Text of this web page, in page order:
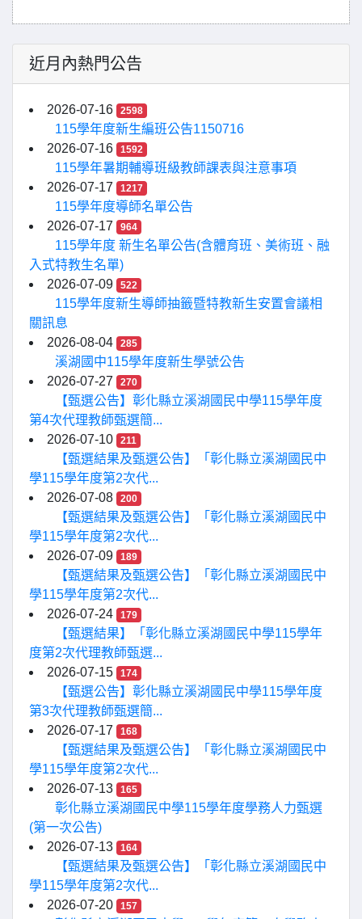
近月內熱門公告
2026-07-16 2598
115學年度新生編班公告1150716
2026-07-16
1592
115學年暑期輔導班級教師課表與注意事項
2026-07-17
1217
115學年度導師名單公告
2026-07-17
964
115學年度 新生名單公告(含體育班、美術班、融
入式特教生名單)
2026-07-09
522
115學年度新生導師抽籤暨特教新生安置會議相
關訊息
2026-08-04
285
溪湖國中115學年度新生學號公告
2026-07-27
270
【甄選公告】彰化縣立溪湖國民中學115學年度
第4次代理教師甄選簡...
2026-07-10
211
【甄選結果及甄選公告】「彰化縣立溪湖國民中
學115學年度第2次代...
2026-07-08
200
【甄選結果及甄選公告】「彰化縣立溪湖國民中
學115學年度第2次代...
2026-07-09
189
【甄選結果及甄選公告】「彰化縣立溪湖國民中
學115學年度第2次代...
2026-07-24
179
【甄選結果】「彰化縣立溪湖國民中學115學年
度第2次代理教師甄選...
2026-07-15
174
【甄選公告】彰化縣立溪湖國民中學115學年度
第3次代理教師甄選簡...
2026-07-17
168
【甄選結果及甄選公告】「彰化縣立溪湖國民中
學115學年度第2次代...
2026-07-13
165
彰化縣立溪湖國民中學115學年度學務人力甄選
(第一次公告)
2026-07-13
164
【甄選結果及甄選公告】「彰化縣立溪湖國民中
學115學年度第2次代...
2026-07-20
157